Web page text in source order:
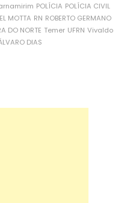
POLÍCIA POLÍCIA CIVIL
MOTTA RN ROBERTO GERMANO
DO NORTE Temer UFRN Vivaldo
DIAS